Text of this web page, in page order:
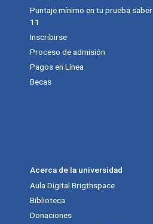
Puntaje mínimo en tu prueba saber
11
Inscribirse
Proceso de admisión
Pagos en Línea
Becas
Acerca de la universidad
Aula Digital Brigthspace
Biblioteca
Donaciones